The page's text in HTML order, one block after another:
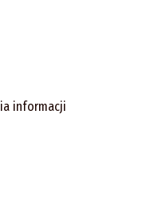
informacji